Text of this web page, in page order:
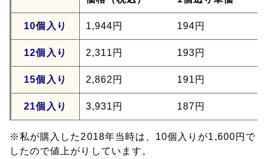
10個入り 1,944円 194円
12個入り 2,311円 193円
15個入り 2,862円 191円
21個入り 3,931円 187円
※私が購入した2018年当時は、10個入りが1,600円で
したので値上がりしています。